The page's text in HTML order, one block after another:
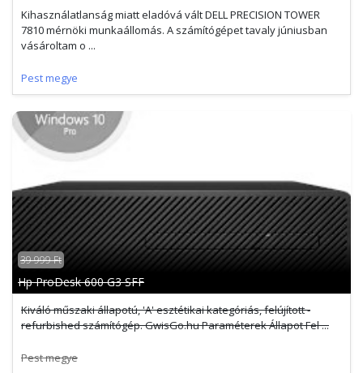
Kihasználatlanság miatt eladóvá vált DELL PRECISION TOWER
7810 mérnöki munkaállomás. A számítógépet tavaly júniusban
vásároltam o ...
Pest megye
39 999 Ft
Hp ProDesk 600 G3 SFF
Kiváló műszaki állapotú, 'A' esztétikai kategóriás, felújított -
refurbished számítógép. GwisGo.hu Paraméterek Állapot Fel ...
Pest megye